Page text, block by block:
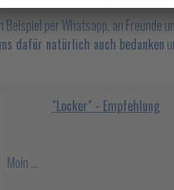
per Whatsapp, an Freunde
dafür natürlich auch bedanken
"Locker" - Empfehlung
Moin ...